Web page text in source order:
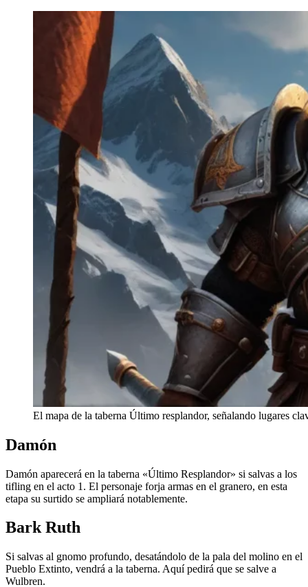
El mapa de la taberna Último resplandor, señalando lugares
Damón
Damón aparecerá en la taberna «Último Resplandor» si salvas a los
tifling en el acto 1. El personaje forja armas en el granero, en esta
etapa su surtido se ampliará notablemente.
Bark Ruth
Si salvas al gnomo profundo, desatándolo de la pala del molino en el
Pueblo Extinto, vendrá a la taberna. Aquí pedirá que se salve a
Wulbren.